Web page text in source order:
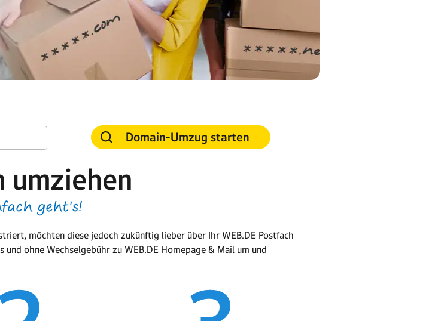
Domain-Umzug starten
umziehen
geht’s!
möchten diese jedoch zukünftig lieber über Ihr WEB.DE Postfach
ohne Wechselgebühr zu WEB.DE Homepage & Mail um und